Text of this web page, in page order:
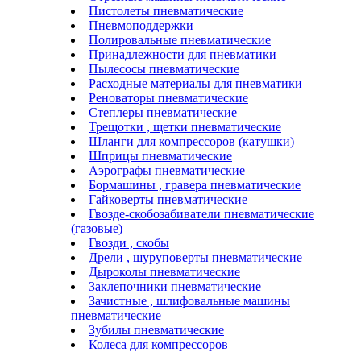
Пистолеты пневматические
Пневмоподдержки
Полировальные пневматические
Принадлежности для пневматики
Пылесосы пневматические
Расходные материалы для пневматики
Реноваторы пневматические
Степлеры пневматические
Трещотки , щетки пневматические
Шланги для компрессоров (катушки)
Шприцы пневматические
Аэрографы пневматические
Бормашины , гравера пневматические
Гайковерты пневматические
Гвозде-скобозабиватели пневматические
(газовые)
Гвозди , скобы
Дрели , шуруповерты пневматические
Дыроколы пневматические
Заклепочники пневматические
Зачистные , шлифовальные машины
пневматические
Зубилы пневматические
Колеса для компрессоров